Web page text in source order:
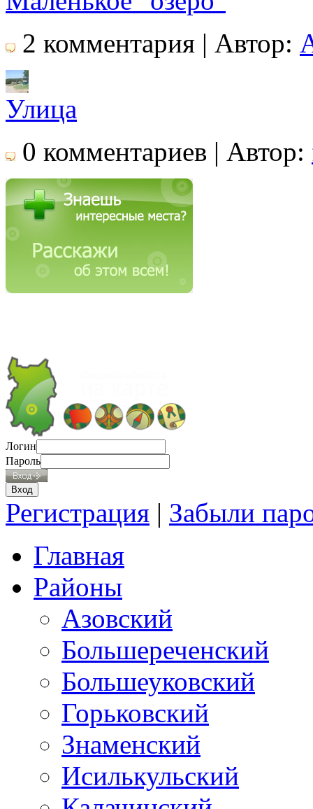
2 комментария | Автор:
Улица
0 комментариев | Автор:
Логин
Пароль
Регистрация | Забыли
Главная
Районы
Азовский
Большереченский
Большеуковский
Горьковский
Знаменский
Исилькульский